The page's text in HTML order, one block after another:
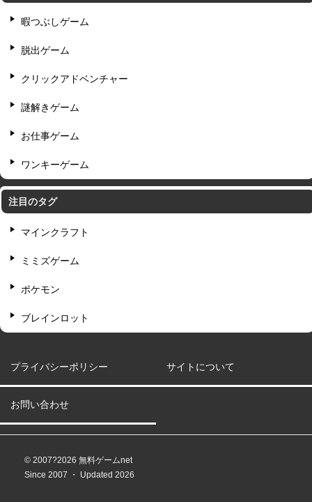
暇つぶしゲーム
脱出ゲーム
クリックアドベンチャー
謎解きゲーム
お仕事ゲーム
ワンキーゲーム
注目のタグ
マインクラフト
ミミズゲーム
ポケモン
ブレインロット
プライバシーポリシー サイトについて
お問い合わせ
© 2007?2026 無料ゲームnet
Since 2007 ・ Updated 2026